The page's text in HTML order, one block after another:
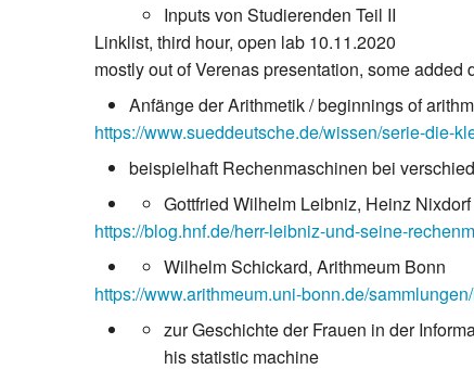
Inputs von Studierenden Teil II
Linklist, third hour, open lab 10.11.2020
mostly out of Verenas presentation, some added
Anfänge der Arithmetik / beginnings of
https://www.sueddeutsche.de/wissen/serie-die-
beispielhaft Rechenmaschinen bei
Gottfried Wilhelm Leibniz, Heinz
https://blog.hnf.de/herr-leibniz-und-seine-
Wilhelm Schickard, Arithmeum Bonn
https://www.arithmeum.uni-bonn.de/
zur Geschichte der Frauen in der
his statistic machine